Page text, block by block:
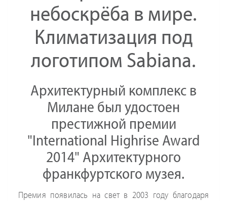
небоскрёба в мире.
Климатизация под
логотипом Sabiana.
Архитектурный комплекс в
Милане был удостоен
престижной премии
"International Highrise Award
2014" Архитектурного
франкфуртского музея.
Премия появилась на свет в 2003 году благодаря